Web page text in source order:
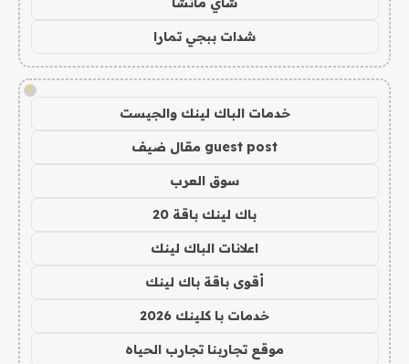
شدات ببجي تمارا
!
خدمات الباك لينك والجيست
guest post مقال ضيف
سوق العرب
باك لينك باقة 20
اعلانات الباك لينك
أقوى باقة باك لينك
خدمات با كلينك 2026
موقع تجاربنا تجارب الحياه